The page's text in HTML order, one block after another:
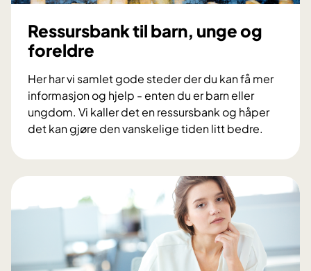
Ressursbank til barn, unge og
foreldre
Her har vi samlet gode steder der du kan få mer
informasjon og hjelp - enten du er barn eller
ungdom. Vi kaller det en ressursbank og håper
det kan gjøre den vanskelige tiden litt bedre.
e
s
u
b